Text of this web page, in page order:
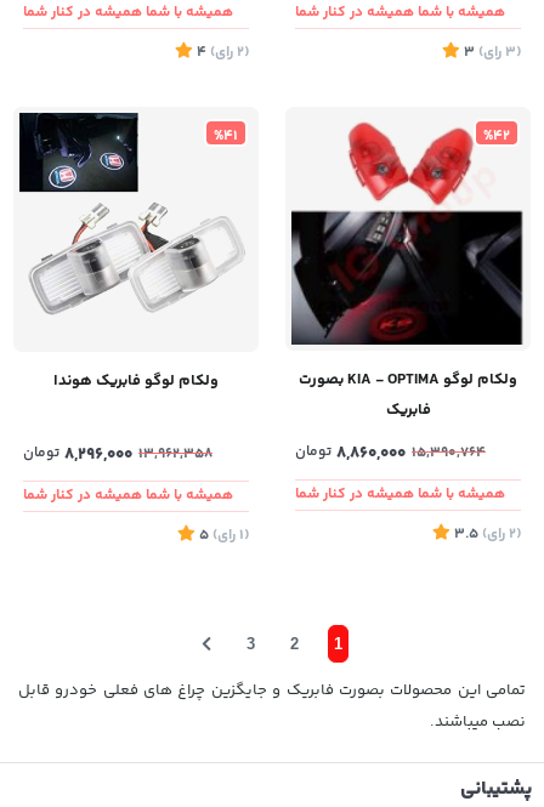
همیشه با شما همیشه در کنار شما
(3
رای)
3
همیشه با شما همیشه در کنار شما
(2 رای)
4
%42
ولکام لوگو KIA - OPTIMA بصورت
فابریک
15,390,764
8,860,000 تومان
همیشه با شما همیشه در کنار شما
(2 رای)
3.5
%41
ولکام لوگو فابریک هوندا
13,962,358
8,296,000 تومان
همیشه با شما همیشه در کنار شما
(1 رای)
5
1
2
3
تمامی این محصولات بصورت فابریک و جایگزین چراغ های فعلی خودرو قابل
نصب میباشند.
پشتیبانی